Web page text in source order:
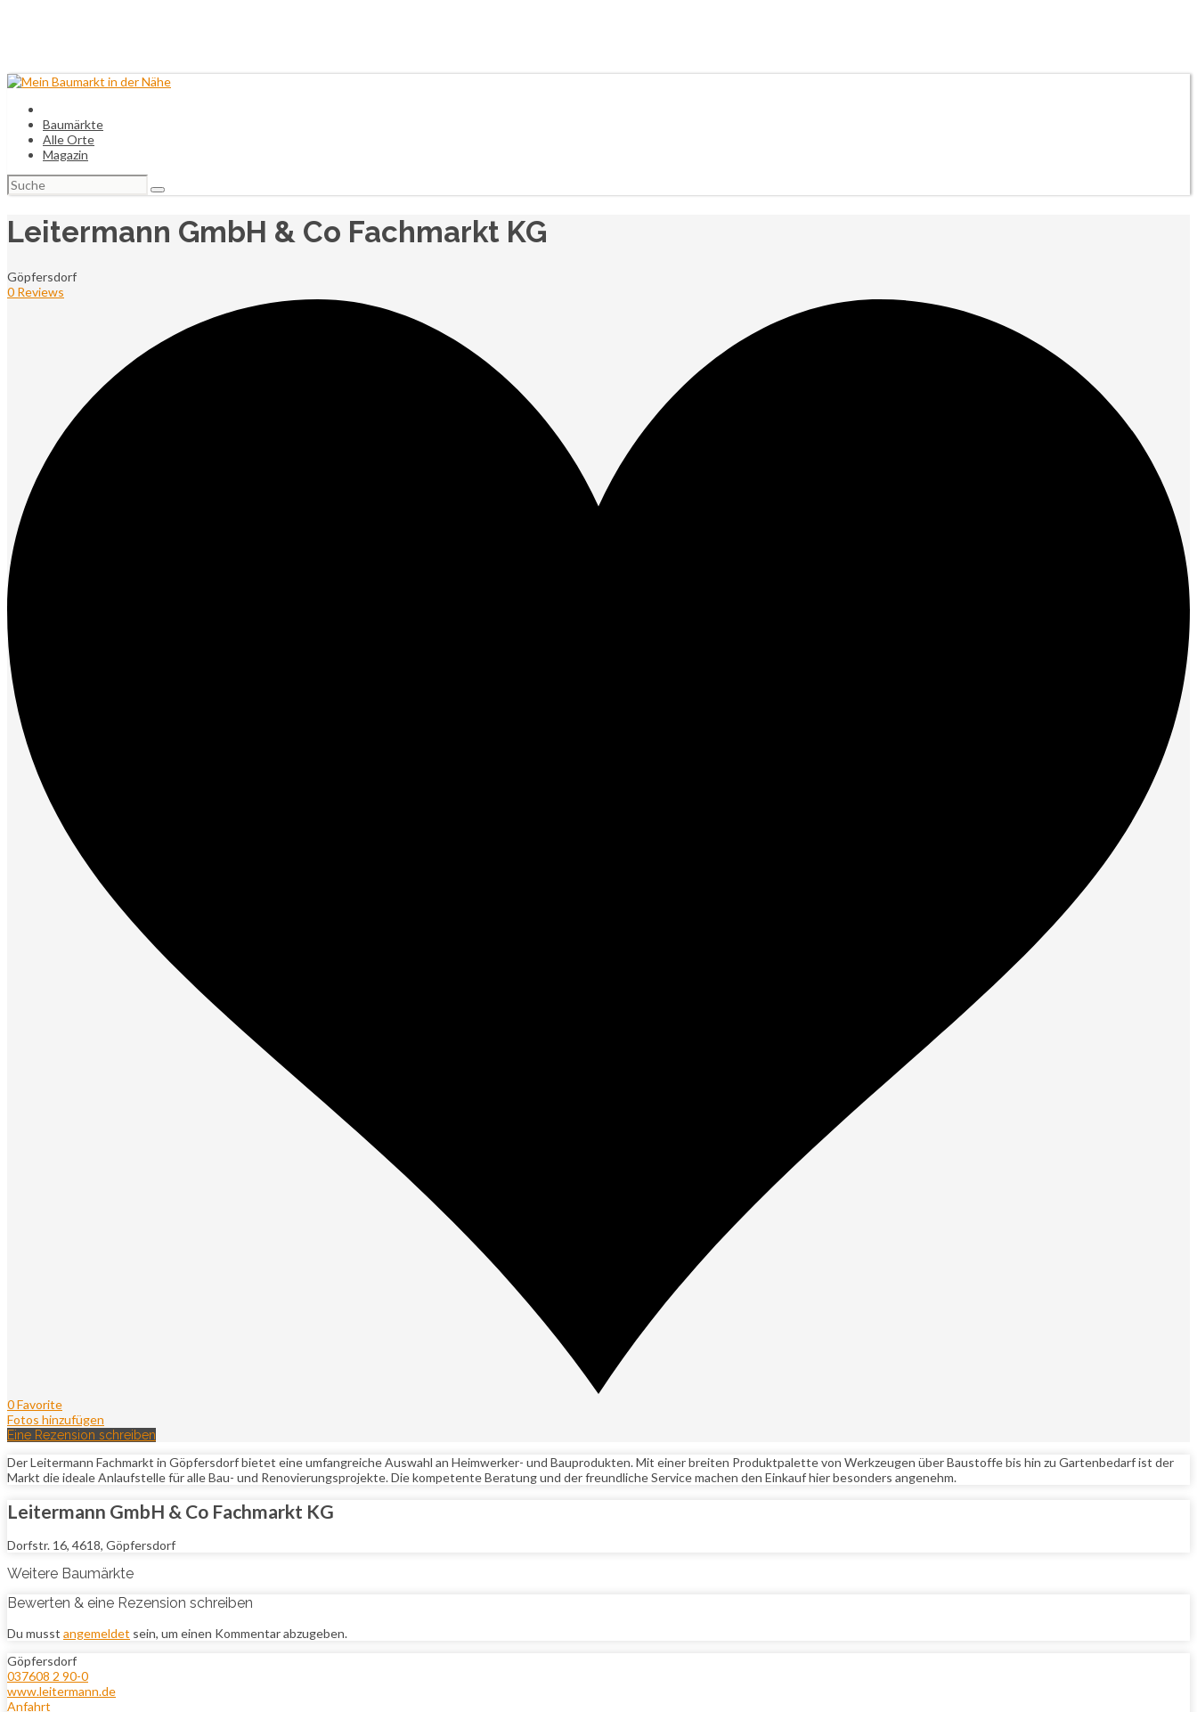
Baumärkte
Alle Orte
Magazin
Suchen
nach:
Leitermann GmbH & Co Fachmarkt KG
Göpfersdorf
0 Reviews
0 Favorite
Fotos hinzufügen
Eine Rezension schreiben
Der Leitermann Fachmarkt in Göpfersdorf bietet eine umfangreiche Auswahl an Heimwerker- und Bauprodukten. Mit einer breiten Produktpalette von Werkzeugen über Baustoffe bis hin zu Gartenbedarf ist der
Markt die ideale Anlaufstelle für alle Bau- und Renovierungsprojekte. Die kompetente Beratung und der freundliche Service machen den Einkauf hier besonders angenehm.
Leitermann GmbH & Co Fachmarkt KG
Dorfstr. 16, 4618, Göpfersdorf
Weitere Baumärkte
Bewerten & eine Rezension schreiben
Du musst angemeldet sein, um einen Kommentar abzugeben.
Göpfersdorf
037608 2 90-0
www.leitermann.de
Anfahrt